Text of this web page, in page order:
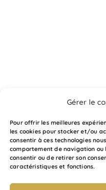
Gérer le
Pour offrir les meilleures
les cookies pour stocker et/ou
consentir à ces technologies
comportement de navigation ou
consentir ou de retirer son
caractéristiques et fonctions.